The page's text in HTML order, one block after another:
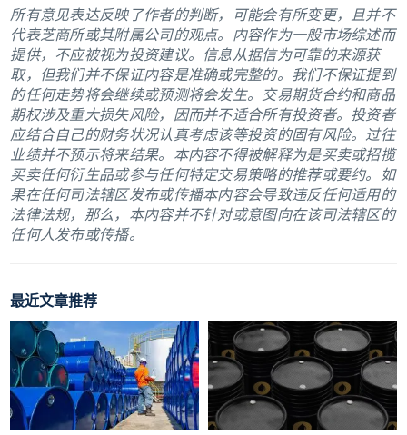
所有意见表达反映了作者的判断，可能会有所变更，且并不
代表芝商所或其附属公司的观点。内容作为一般市场综述而
提供，不应被视为投资建议。信息从据信为可靠的来源获
取，但我们并不保证内容是准确或完整的。我们不保证提到
的任何走势将会继续或预测将会发生。交易期货合约和商品
期权涉及重大损失风险，因而并不适合所有投资者。投资者
应结合自己的财务状况认真考虑该等投资的固有风险。过往
业绩并不预示将来结果。本内容不得被解释为是买卖或招揽
买卖任何衍生品或参与任何特定交易策略的推荐或要约。如
果在任何司法辖区发布或传播本内容会导致违反任何适用的
法律法规，那么，本内容并不针对或意图向在该司法辖区的
任何人发布或传播。
最近文章推荐